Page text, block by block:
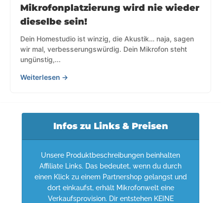
Mikrofonplatzierung wird nie wieder
dieselbe sein!
Dein Homestudio ist winzig, die Akustik… naja, sagen
wir mal, verbesserungswürdig. Dein Mikrofon steht
ungünstig,...
Weiterlesen →
Infos zu Links & Preisen
Unsere Produktbeschreibungen beinhalten
Affiliate Links. Das bedeutet, wenn du durch
einen Klick zu einem Partnershop gelangst und
dort einkaufst, erhält Mikrofonwelt eine
Verkaufsprovision. Dir entstehen KEINE